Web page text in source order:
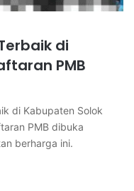
di
PMB
di Kabupaten Solok
PMB dibuka
berharga ini.